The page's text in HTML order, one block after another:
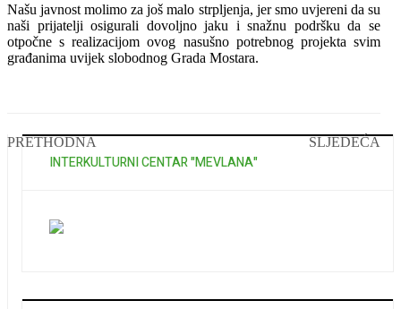
Našu javnost molimo za još malo strpljenja, jer smo uvjereni da su
naši prijatelji osigurali dovoljno jaku i snažnu podršku da se
otpočne s realizacijom ovog nasušno potrebnog projekta svim
građanima uvijek slobodnog Grada Mostara.
PRETHODNA SLJEDEĆA
INTERKULTURNI CENTAR "MEVLANA"